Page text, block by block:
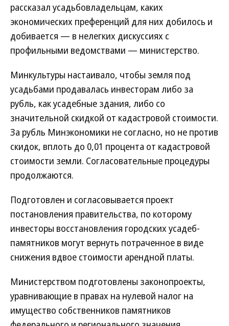
рассказал усадьбовладельцам, каких
экономических преференций для них добилось и
добивается — в нелегких дискуссиях с
профильными ведомствами — министерство.
Минкультуры настаивало, чтобы земля под
усадьбами продавалась инвесторам либо за
рубль, как усадебные здания, либо со
значительной скидкой от кадастровой стоимости.
За рубль Минэкономики не согласно, но не против
скидок, вплоть до 0,01 процента от кадастровой
стоимости земли. Согласовательные процедуры
продолжаются.
Подготовлен и согласовывается проект
постановления правительства, по которому
инвесторы восстановления городских усадеб-
памятников могут вернуть потраченное в виде
снижения вдвое стоимости арендной платы.
Министерством подготовлены законопроекты,
уравнивающие в правах на нулевой налог на
имущество собственников памятников